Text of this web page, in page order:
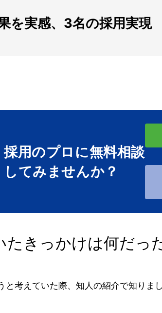
を実感、3名の採用実現
採用のプロに無料相談
してみませんか？
たきっかけは何だっ
考えていた際、知人の紹介で知りまし